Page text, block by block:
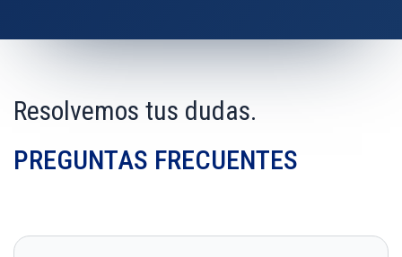
Resolvemos tus dudas.
PREGUNTAS FRECUENTES